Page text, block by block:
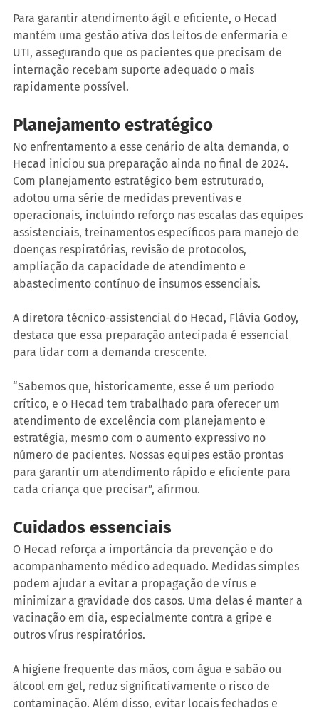
Para garantir atendimento ágil e eficiente, o Hecad
mantém uma gestão ativa dos leitos de enfermaria e
UTI, assegurando que os pacientes que precisam de
internação recebam suporte adequado o mais
rapidamente possível.
Planejamento estratégico
No enfrentamento a esse cenário de alta demanda, o
Hecad iniciou sua preparação ainda no final de 2024.
Com planejamento estratégico bem estruturado,
adotou uma série de medidas preventivas e
operacionais, incluindo reforço nas escalas das equipes
assistenciais, treinamentos específicos para manejo de
doenças respiratórias, revisão de protocolos,
ampliação da capacidade de atendimento e
abastecimento contínuo de insumos essenciais.
A diretora técnico-assistencial do Hecad, Flávia Godoy,
destaca que essa preparação antecipada é essencial
para lidar com a demanda crescente.
“Sabemos que, historicamente, esse é um período
crítico, e o Hecad tem trabalhado para oferecer um
atendimento de excelência com planejamento e
estratégia, mesmo com o aumento expressivo no
número de pacientes. Nossas equipes estão prontas
para garantir um atendimento rápido e eficiente para
cada criança que precisar”, afirmou.
Cuidados essenciais
O Hecad reforça a importância da prevenção e do
acompanhamento médico adequado. Medidas simples
podem ajudar a evitar a propagação de vírus e
minimizar a gravidade dos casos. Uma delas é manter a
vacinação em dia, especialmente contra a gripe e
outros vírus respiratórios.
A higiene frequente das mãos, com água e sabão ou
álcool em gel, reduz significativamente o risco de
contaminação. Além disso, evitar locais fechados e